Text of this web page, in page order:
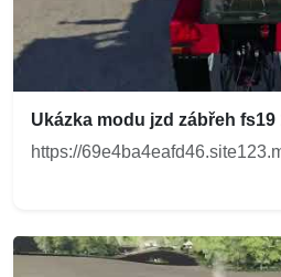
Ukázka modu jzd zábřeh fs19
https://